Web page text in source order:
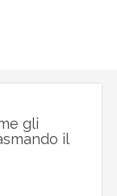
gli
il